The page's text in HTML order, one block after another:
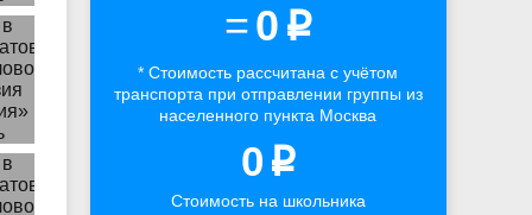
=0 p
* Стоимость рассчитанас учётом
транспорта при отправлении группы из
населенного пункта Москва
0 p
Стоимость на школьника